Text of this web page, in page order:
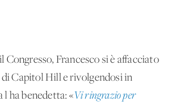
Congresso, Francesco si è affacciato
di Capitol Hill e rivolgendosi in
l'ha benedetta: «Vi ringrazio per